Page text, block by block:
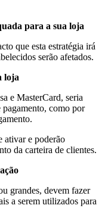
para a sua loja
que esta estratégia irá
serão afetados.
loja
e MasterCard, seria
como por
ativar e poderão
da carteira de clientes.
grandes, devem fazer
a serem utilizados para